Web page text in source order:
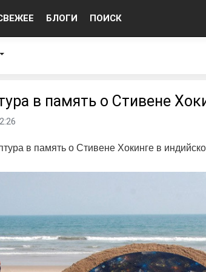
БЛОГИ ПОИСК
в память о Стивене
в память о Стивене Хокинге в